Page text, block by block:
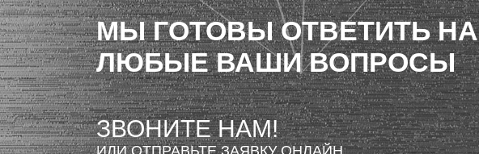
МЫ ГОТОВЫ ОТВЕТИТЬ НА
ЛЮБЫЕ ВАШИ ВОПРОСЫ
ЗВОНИТЕ НАМ!
ИЛИ ОТПРАВЬТЕ ЗАЯВКУ ОНЛАЙН